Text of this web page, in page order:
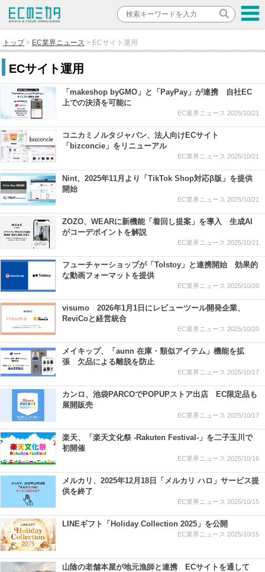
トップ EC業界ニュース ECサイト運用
ECサイト運用
「makeshop byGMO」と「PayPay」が連携 自社EC
上での決済を可能に
EC業界ニュース 2025/10/21
コニカミノルタジャパン、法人向けECサイト
「bizconcie」をリニューアル
EC業界ニュース 2025/10/21
Nint、2025年11月より「TikTok Shop対応β版」を提供
開始
EC業界ニュース 2025/10/21
ZOZO、WEARに新機能「着回し提案」を導入 生成AI
がコーデポイントを解説
EC業界ニュース 2025/10/21
フューチャーショップが「Tolstoy」と連携開始 効果的
な動画フォーマットを提供
EC業界ニュース 2025/10/20
visumo 2026年1月1日にレビューツール開発企業、
ReviCoと経営統合
EC業界ニュース 2025/10/20
メイキップ、「aunn 在庫・類似アイテム」機能を拡
張 欠品による離脱を防止
EC業界ニュース 2025/10/17
カンロ、池袋PARCOでPOPUPストア出店 EC限定品も
展開販売
EC業界ニュース 2025/10/17
楽天、「楽天文化祭 -Rakuten Festival-」を二子玉川で
初開催
EC業界ニュース 2025/10/16
メルカリ、2025年12月18日「メルカリ ハロ」サービス提
供を終了
EC業界ニュース 2025/10/15
LINEギフト「Holiday Collection 2025」を公開
EC業界ニュース 2025/10/15
山陰の老舗本屋が地元漁師と連携 ECサイトを通して